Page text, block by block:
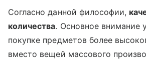
Согласно данной философии,
количества. Основное внимание
покупке предметов более
вместо вещей массового